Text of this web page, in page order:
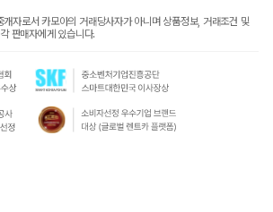
개자로서 카모아의 거래당사자가 아니며 상품정보, 거래조건 및
판매자에게 있습니다.